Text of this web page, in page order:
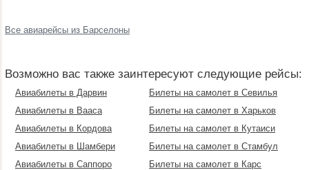
Все авиарейсы из Барселоны
Возможно вас также заинтересуют следующие рейсы:
Авиабилеты в Дарвин
Авиабилеты в Вааса
Авиабилеты в Кордова
Авиабилеты в Шамбери
Авиабилеты в Саппоро
Билеты на самолет в Севилья
Билеты на самолет в Харьков
Билеты на самолет в Кутаиси
Билеты на самолет в Стамбул
Билеты на самолет в Карс